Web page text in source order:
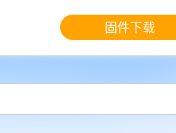
固件下载